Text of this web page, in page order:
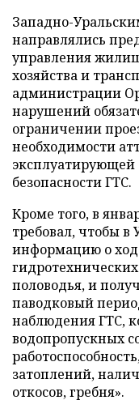
Западно-
направлялись
управления
хозяйства и
администрации
нарушений
ограничении
необходимости
эксплуатирующей
безопасности ГТС.
Кроме того, в
требовал, чтобы
информацию о
половодья, и
паводковый
наблюдения ГТС,
водопропускных
затоплений,
откосов, гребня».